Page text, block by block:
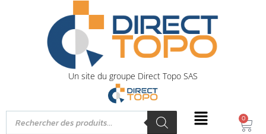
Un site du groupe Direct Topo SAS
0